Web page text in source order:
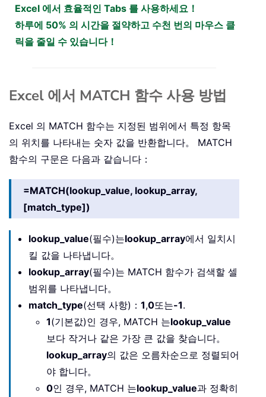
Excel 에서 효율적인 Tabs 를 사용하세요！
하루에 50% 의 시간을 절약하고 수천 번의 마우스 클
릭을 줄일 수 있습니다！
Excel 에서 MATCH 함수 사용 방법
Excel 의 MATCH 함수는 지정된 범위에서 특정 항목
의 위치를 나타내는 숫자 값을 반환합니다。 MATCH
함수의 구문은 다음과 같습니다：
=MATCH(lookup_value, lookup_array,
[match_type])
lookup_value(필수)는lookup_array에서 일치시
킬 값을 나타냅니다。
lookup_array(필수)는 MATCH 함수가 검색할 셀
범위를 나타냅니다。
match_type(선택 사항)： 1,0또는-1.
1(기본값)인 경우, MATCH 는lookup_value
보다 작거나 같은 가장 큰 값을 찾습니다。
lookup_array의 값은 오름차순으로 정렬되어
야 합니다。
0인 경우, MATCH 는lookup_value과 정확히